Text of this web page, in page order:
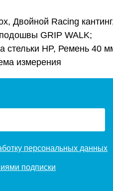
Двойной Racing
GRIP WALK;
стельки HP, Ремень 40
измерения
персональных данных
подписки